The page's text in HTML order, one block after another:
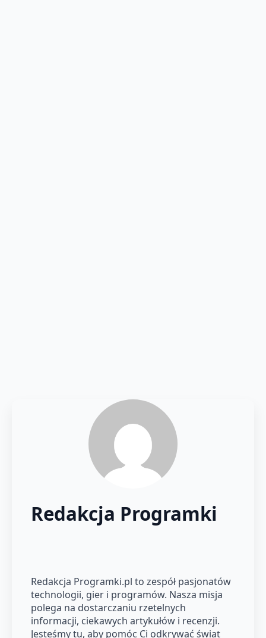
Redakcja Programki
Redakcja Programki.pl to zespół pasjonatów
technologii, gier i programów. Nasza misja
polega na dostarczaniu rzetelnych
informacji, ciekawych artykułów i recenzji.
Jesteśmy tu, aby pomóc Ci odkrywać świat